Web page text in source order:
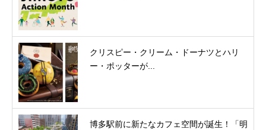
クリスピー・クリーム・ドーナツとハリ
ー・ポッターが...
博多駅前に新たなカフェ空間が誕生！「明